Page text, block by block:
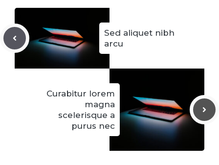
Sed aliquet nibh
arcu
Curabitur lorem
magna
scelerisque a
purus nec